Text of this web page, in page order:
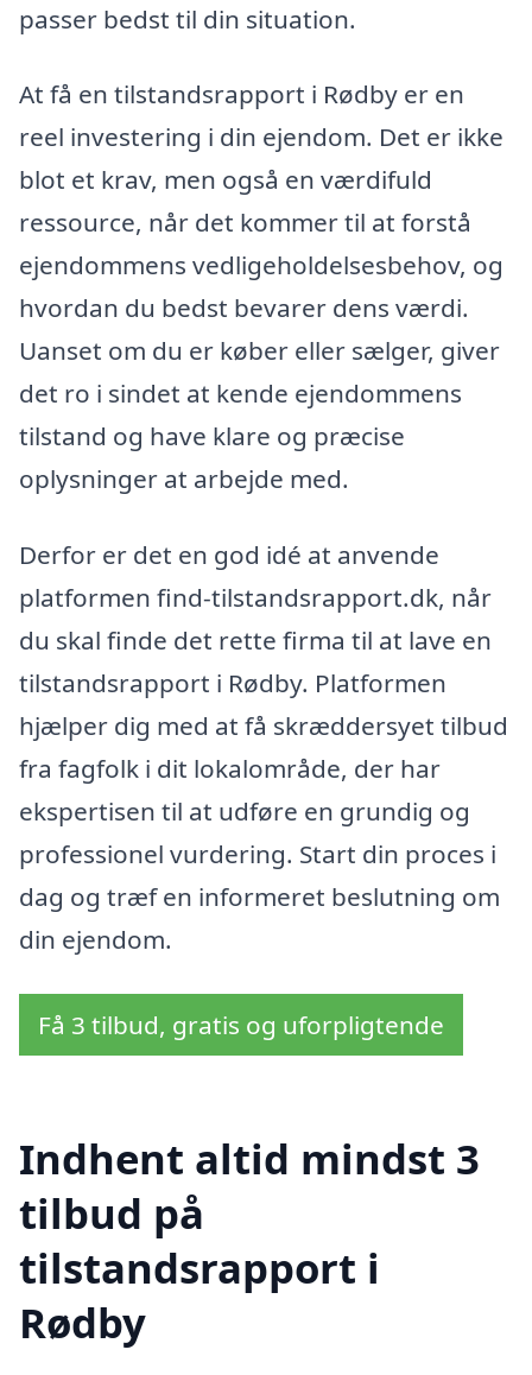
passer bedst til din situation.
At få en tilstandsrapport i Rødby er en
reel investering i din ejendom. Det er ikke
blot et krav, men også en værdifuld
ressource, når det kommer til at forstå
ejendommens vedligeholdelsesbehov, og
hvordan du bedst bevarer dens værdi.
Uanset om du er køber eller sælger, giver
det ro i sindet at kende ejendommens
tilstand og have klare og præcise
oplysninger at arbejde med.
Derfor er det en god idé at anvende
platformen find-tilstandsrapport.dk, når
du skal finde det rette firma til at lave en
tilstandsrapport i Rødby. Platformen
hjælper dig med at få skræddersyet tilbud
fra fagfolk i dit lokalområde, der har
ekspertisen til at udføre en grundig og
professionel vurdering. Start din proces i
dag og træf en informeret beslutning om
din ejendom.
Få 3 tilbud, gratis og uforpligtende
Indhent altid mindst 3
tilbud på
tilstandsrapport i
Rødby